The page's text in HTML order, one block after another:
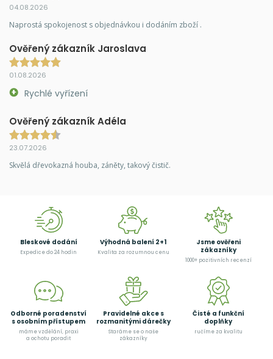
04.08.2026
Naprostá spokojenost s objednávkou i dodáním zboží .
Ověřený zákazník Jaroslava
01.08.2026
Rychlé vyřízení
Ověřený zákazník Adéla
23.07.2026
Skvělá dřevokazná houba, záněty, takový čistič.
Bleskové dodání
Expedice do 24 hodin
Výhodná balení 2+1
Kvalita za rozumnou cenu
Jsme ověřeni
zákazníky
1000+ pozitivních recenzí
Odborné poradenství
s osobním přístupem
máme vzdělání, praxi
a ochotu poradit
Pravidelné akce s
rozmanitými dárečky
Staráme se o naše
zákazníky
Čisté a funkční
doplňky
ručíme za kvalitu